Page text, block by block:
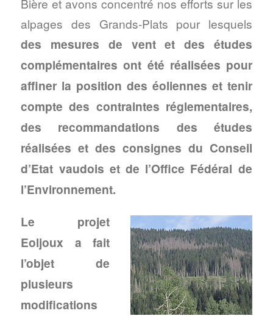
Bière et avons concentré nos efforts sur les
alpages des Grands-Plats pour lesquels
des mesures de vent et des études
complémentaires ont été réalisées pour
affiner la position des éoliennes et tenir
compte des contraintes réglementaires,
des recommandations des études
réalisées et des consignes du Conseil
d’Etat vaudois et de l’Office Fédéral de
l’Environnement.
Le projet
Eoljoux a fait
l’objet de
plusieurs
modifications